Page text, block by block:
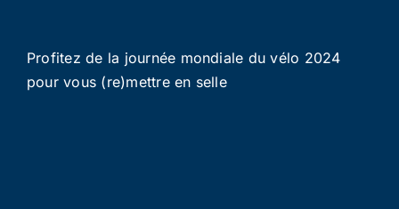
Profitez de la journée mondiale du vélo 2024
pour vous (re)mettre en selle